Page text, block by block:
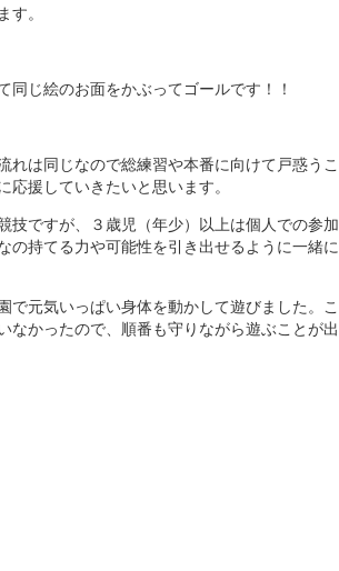
。
同じ絵のお面をかぶってゴールです！！
れは同じなので総練習や本番に向けて戸惑うこ
応援していきたいと思います。
技ですが、３歳児（年少）以上は個人での参加
の持てる力や可能性を引き出せるように一緒に
で元気いっぱい身体を動かして遊びました。こ
なかったので、順番も守りながら遊ぶことが出